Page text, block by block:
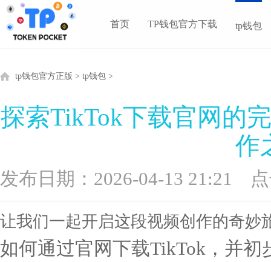
tb钱包下载app-tp交易所app下载
首页 TP钱包官方下载 tp钱包
tp钱包官方正版 > tp钱包 >
探索TikTok下载官网的
作
发布日期：2026-04-13 21:21
让我们一起开启这段视频创作的奇妙
如何通过官网下载TikTok，并初